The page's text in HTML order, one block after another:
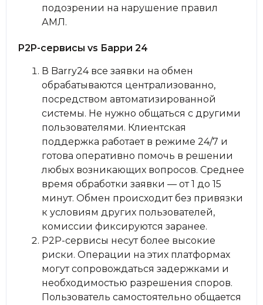
подозрении на нарушение правил
АМЛ.
P2P-сервисы vs Барри 24
В Barry24 все заявки на обмен
обрабатываются централизованно,
посредством автоматизированной
системы. Не нужно общаться с другими
пользователями. Клиентская
поддержка работает в режиме 24/7 и
готова оперативно помочь в решении
любых возникающих вопросов. Среднее
время обработки заявки — от 1 до 15
минут. Обмен происходит без привязки
к условиям других пользователей,
комиссии фиксируются заранее.
P2P-сервисы несут более высокие
риски. Операции на этих платформах
могут сопровождаться задержками и
необходимостью разрешения споров.
Пользователь самостоятельно общается